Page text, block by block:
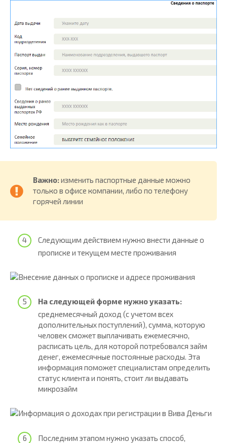
Важно:изменить паспортные данные можно
только в офисе компании, либо по телефону
горячей линии
Следующим действием нужно внести данные о
прописке и текущем месте проживания
На следующей форме нужно указать:
среднемесячный доход (с учетом всех
дополнительных поступлений), сумма, которую
человек сможет выплачивать ежемесячно,
расписать цель, для которой потребовался займ
денег, ежемесячные постоянные расходы. Эта
информация поможет специалистам определить
статус клиента и понять, стоит ли выдавать
микрозайм
Последним этапом нужно указать способ,